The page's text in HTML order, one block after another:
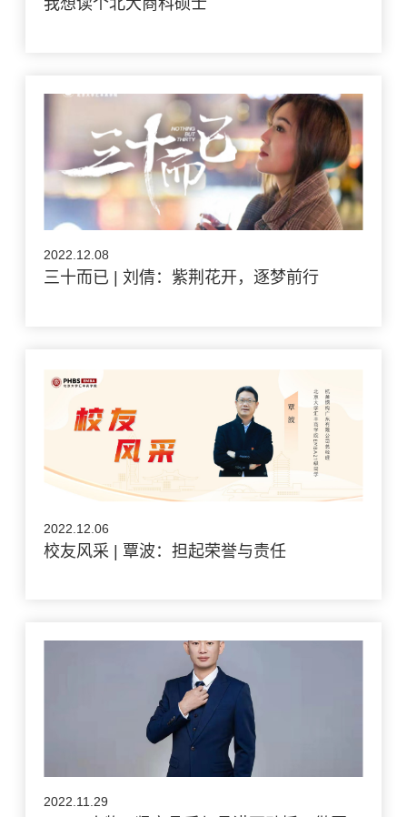
2022.12.08
三十而已 | 刘倩：紫荆花开，逐梦前行
2022.12.06
校友风采 | 覃波：担起荣誉与责任
2022.11.29